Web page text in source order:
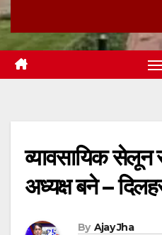
व्यावसायिक सेलून
अध्यक्ष बने –
By Ajay Jha